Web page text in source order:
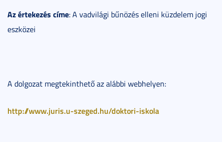
Az értekezés címe: A vadvilági bűnözés elleni küzdelem jogi
eszközei
A dolgozat megtekinthető az alábbi webhelyen:
http://www.juris.u-szeged.hu/doktori-iskola